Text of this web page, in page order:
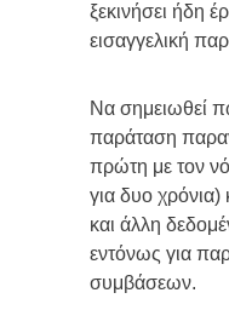
ξεκινήσει ήδη
εισαγγελική
Να σημειωθεί
παράταση
πρώτη με τον
για δυο
και άλλη
εντόνως για
συμβάσεων.